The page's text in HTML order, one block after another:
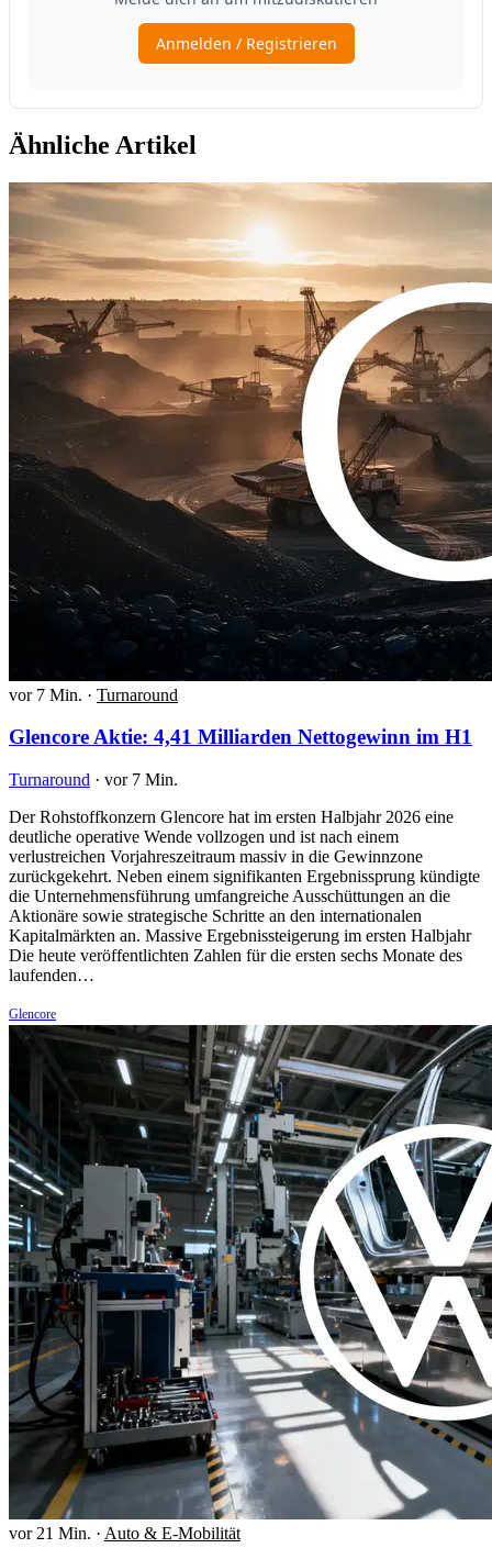
Ähnliche Artikel
vor 7 Min. · Turnaround
Glencore Aktie: 4,41 Milliarden Nettogewinn im H1
Turnaround · vor 7 Min.
Der Rohstoffkonzern Glencore hat im ersten Halbjahr 2026 eine
deutliche operative Wende vollzogen und ist nach einem
verlustreichen Vorjahreszeitraum massiv in die Gewinnzone
zurückgekehrt. Neben einem signifikanten Ergebnissprung kündigte
die Unternehmensführung umfangreiche Ausschüttungen an die
Aktionäre sowie strategische Schritte an den internationalen
Kapitalmärkten an. Massive Ergebnissteigerung im ersten Halbjahr
Die heute veröffentlichten Zahlen für die ersten sechs Monate des
laufenden…
Glencore
vor 21 Min. · Auto & E-Mobilität